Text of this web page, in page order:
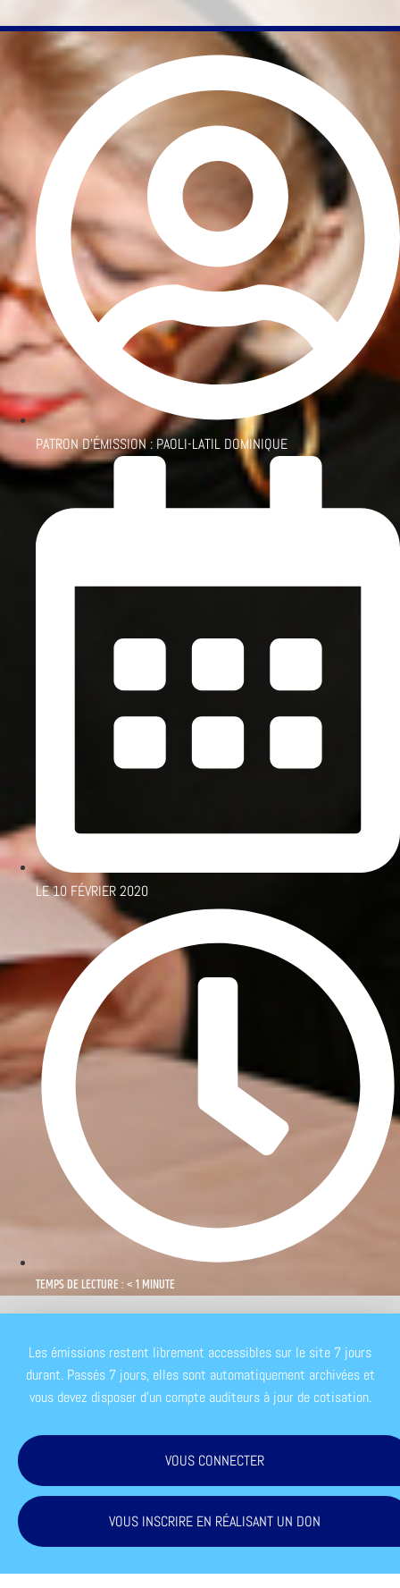
PATRON D'ÉMISSION : PAOLI-LATIL DOMINIQUE
LE10 FÉVRIER 2020
TEMPS DE LECTURE : < 1 MINUTE
Les émissions restent librement accessibles sur le site 7 jours
durant. Passés 7 jours, elles sont automatiquement archivées et
vous devez disposer d'un compte auditeurs à jour de cotisation.
VOUS CONNECTER
VOUS INSCRIRE EN RÉALISANT UN DON